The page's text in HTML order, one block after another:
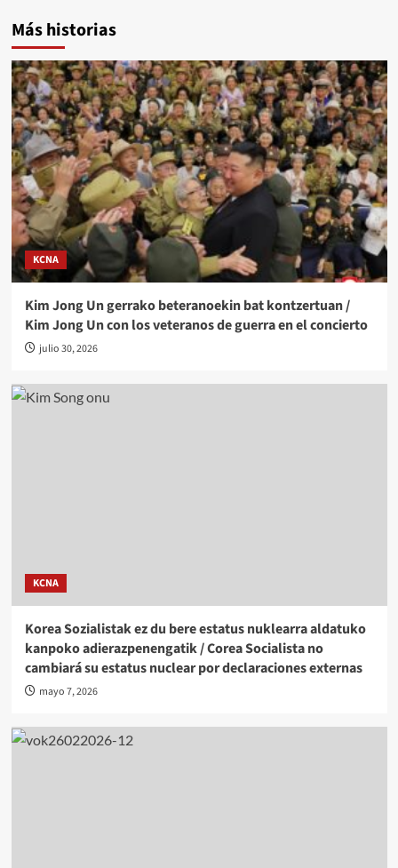
Más historias
KCNA
Kim Jong Un gerrako beteranoekin bat kontzertuan /
Kim Jong Un con los veteranos de guerra en el concierto
julio 30, 2026
KCNA
Korea Sozialistak ez du bere estatus nuklearra aldatuko
kanpoko adierazpenengatik / Corea Socialista no
cambiará su estatus nuclear por declaraciones externas
mayo 7, 2026